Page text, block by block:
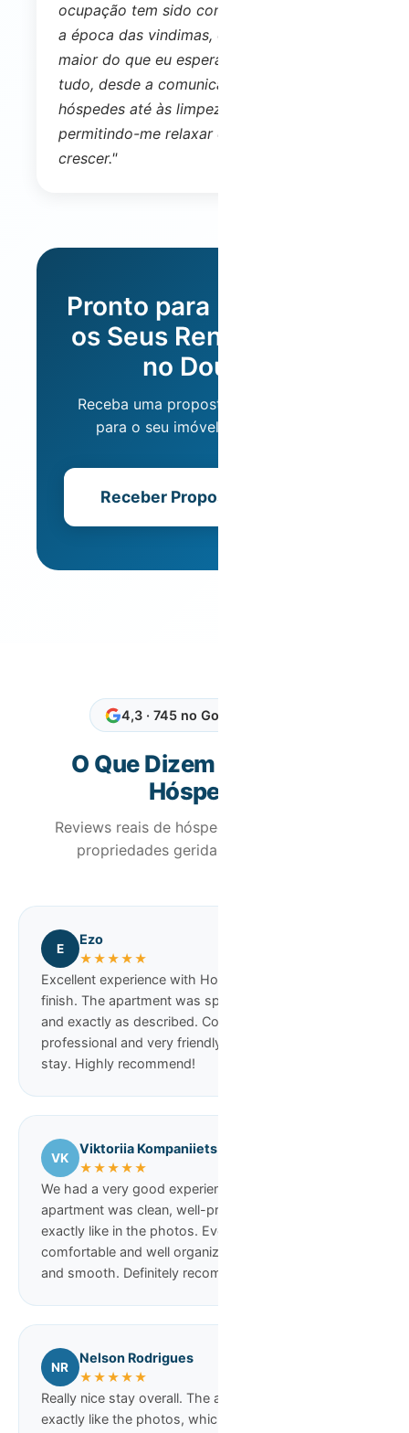
ocupação tem sido constante e, durante
a época das vindimas, o retorno foi ainda
maior do que eu esperava. Eles tratam de
tudo, desde a comunicação com os
hóspedes até às limpezas e manutenções,
permitindo-me relaxar e ver os lucros a
crescer."
Pronto para Maximizar
os Seus Rendimentos
no Douro?
Receba uma proposta personalizada
para o seu imóvel em 24 horas.
Receber Proposta Gratuita
4,3 · 745 no Google Reviews
O Que Dizem os Nossos
Hóspedes
Reviews reais de hóspedes que ficaram em
propriedades geridas pela Host Wise
E
Ezo
★★★★★
Excellent experience with Host Wise from start to
finish. The apartment was spotless, well prepared
and exactly as described. Communication was fast,
professional and very friendly throughout the entire
stay. Highly recommend!
VK
Viktoriia Kompaniiets
★★★★★
We had a very good experience with the service. The
apartment was clean, well-prepared, and looked
exactly like in the photos. Everything was
comfortable and well organized. Check-in was easy
and smooth. Definitely recommended!
NR
Nelson Rodrigues
★★★★★
Really nice stay overall. The apartment looked
exactly like the photos, which was a relief. Super